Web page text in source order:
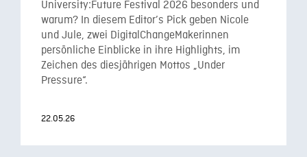
University:Future Festival 2026 besonders und
warum? In diesem Editor’s Pick geben Nicole
und Jule, zwei DigitalChangeMakerinnen
persönliche Einblicke in ihre Highlights, im
Zeichen des diesjährigen Mottos „Under
Pressure“.
22.05.26